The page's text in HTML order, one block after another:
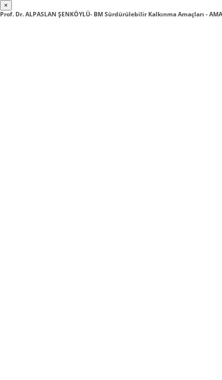
×
Prof. Dr. ALPASLAN ŞENKÖYLÜ- BM Sürdürülebilir Kalkınma Amaçları -